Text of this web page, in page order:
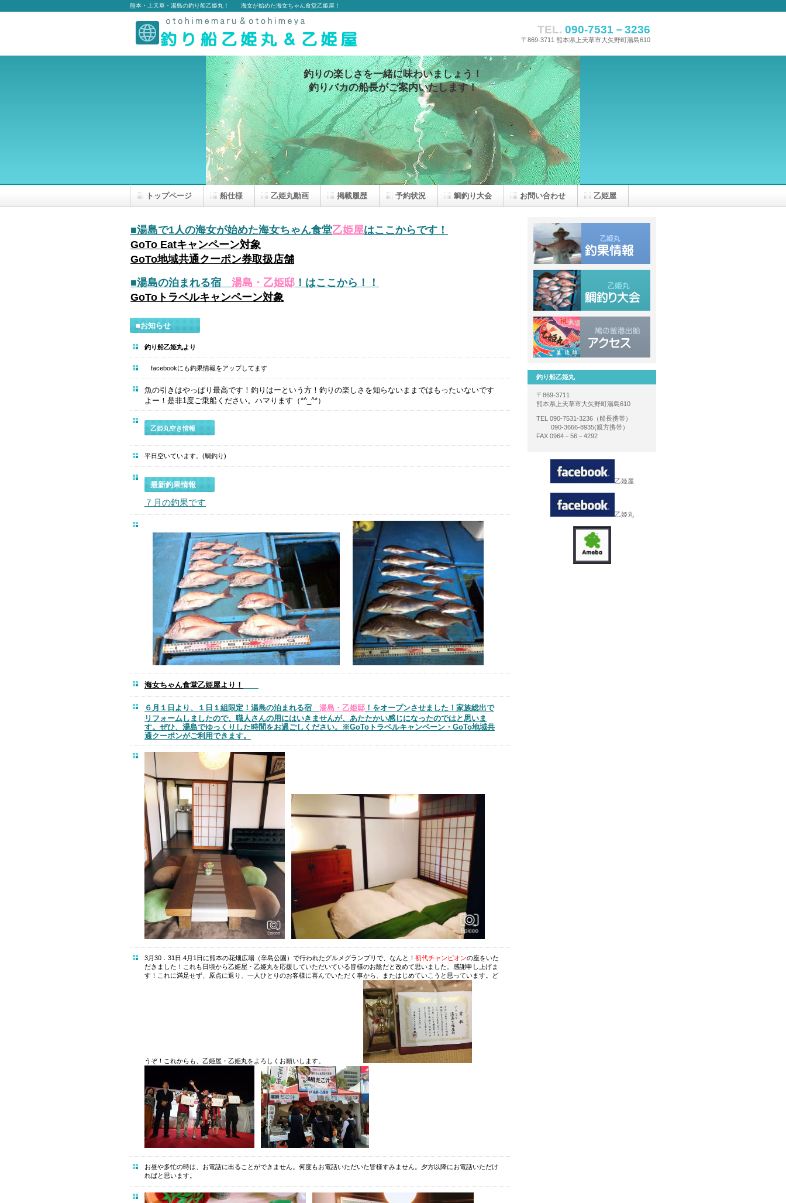
熊本・上天草・湯島の釣り船乙姫丸！ 海女が始めた海女ちゃん食堂乙姫屋！
TEL. 090-7531－3236
〒869-3711 熊本県上天草市大矢野町湯島610
釣りの楽しさを一緒に味わいましょう！
釣りバカの船長がご案内いたします！
■湯島で1人の海女が始めた海女ちゃん食堂乙姫屋はここからです！
GoTo Eatキャンペーン対象
GoTo地域共通クーポン券取扱店舗
■湯島の泊まれる宿湯島・乙姫邸 ！はここから！！
GoToトラベルキャンペーン対象
■お知らせ
釣り船乙姫丸より
facebookにも釣果情報をアップしてます
魚の引きはやっぱり最高です！釣りはーという方！釣りの楽しさを知らないままではもったいないです
よー！是非1度ご乗船ください。ハマります（*^_^*）
乙姫丸空き情報
平日空いています。(鯛釣り)
最新釣果情報
７月の釣果です
海女ちゃん食堂乙姫屋より！
６月１日より、１日１組限定！湯島の泊まれる宿 湯島・乙姫邸 ！をオープンさせました！家族総出で
リフォームしましたので、職人さんの用にはいきませんが、あたたかい感じになったのではと思いま
す。ぜひ、湯島でゆっくりした時間をお過ごしください。※GoToトラベルキャンペーン・GoTo地域共
通クーポンがご利用できます。
3月30．31日.4月1日に熊本の花畑広場（辛島公園）で行われたグルメグランプリで、なんと！ 初代チャンピオンの座をいた
だきました！これも日頃から乙姫屋・乙姫丸を応援していただいている皆様のお陰だと改めて思いました。感謝申し上げま
す！これに満足せず、原点に返り、一人ひとりのお客様に喜んでいただく事から、またはじめていこうと思っています。ど
うぞ！これからも、乙姫屋・乙姫丸をよろしくお願いします。
お昼や多忙の時は、お電話に出ることができません。何度もお電話いただいた皆様すみません。夕方以降にお電話いただけ
ればと思います。
トップページ 船仕様 乙姫丸動画 掲載履歴 予約状況 鯛釣り大会 お問い合わせ 乙姫屋
釣り船乙姫丸
〒869-3711
熊本県上天草市大矢野町湯島610
TEL 090-7531-3236（船長携帯）
090-3666-8935(親方携帯）
FAX 0964－56－4292
乙姫屋
乙姫丸